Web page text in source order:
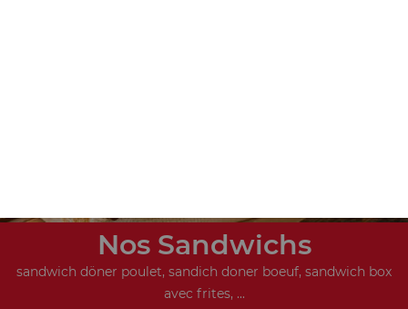
Nos Sandwichs
sandwich döner poulet, sandich doner boeuf, sandwich box
avec frites, ...